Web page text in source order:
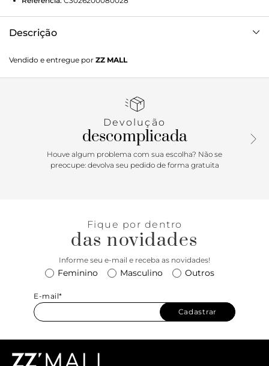
Descrição
Vendido e entregue por ZZ MALL
Devolução
descomplicada
Houve algum problema com sua escolha? Não se
preocupe: devolva seu pedido de forma gratuita
Fique por dentro
das novidades
Informe seu e-mail e receba as novidades!
Feminino Masculino Outros
E-mail*
Cadastrar